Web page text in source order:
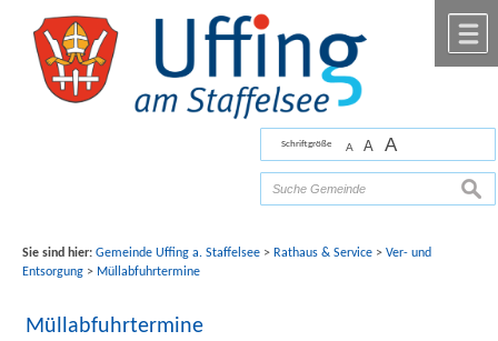
Schriftgröße A A A
Bilder mit freundlicher Unterstützung von FotografFlorian Werner
Sie sind hier: Gemeinde Uffing a. Staffelsee> Rathaus & Service> Ver- und
Entsorgung> Müllabfuhrtermine
Müllabfuhrtermine